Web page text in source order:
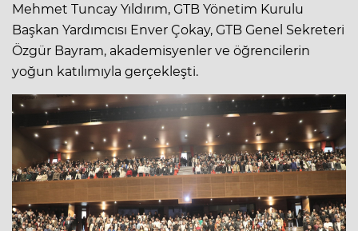
Mehmet Tuncay Yıldırım, GTB Yönetim Kurulu
Başkan Yardımcısı Enver Çokay, GTB Genel Sekreteri
Özgür Bayram, akademisyenler ve öğrencilerin
yoğun katılımıyla gerçekleşti.